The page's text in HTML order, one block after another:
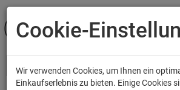
Cookie-
Wir verwenden Cookies, um Ihnen ein
Einkaufserlebnis zu bieten. Einige Cookies